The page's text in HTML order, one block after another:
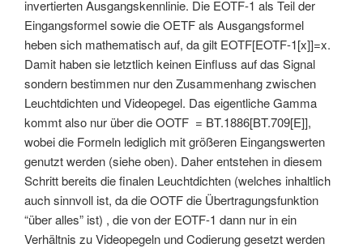
invertierten Ausgangskennlinie. Die EOTF-1 als Teil der
Eingangsformel sowie die OETF als Ausgangsformel
heben sich mathematisch auf, da gilt EOTF[EOTF-1[x]]=x.
Damit haben sie letztlich keinen Einfluss auf das Signal
sondern bestimmen nur den Zusammenhang zwischen
Leuchtdichten und Videopegel. Das eigentliche Gamma
kommt also nur über die OOTF = BT.1886[BT.709[E]],
wobei die Formeln lediglich mit größeren Eingangswerten
genutzt werden (siehe oben). Daher entstehen in diesem
Schritt bereits die finalen Leuchtdichten (welches inhaltlich
auch sinnvoll ist, da die OOTF die Übertragungsfunktion
“über alles” ist) , die von der EOTF-1 dann nur in ein
Verhältnis zu Videopegeln und Codierung gesetzt werden